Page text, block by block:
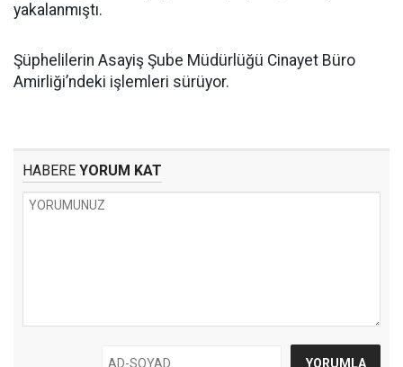
yakalanmıştı.
Şüphelilerin Asayiş Şube Müdürlüğü Cinayet Büro
Amirliği’ndeki işlemleri sürüyor.
HABERE YORUM KAT